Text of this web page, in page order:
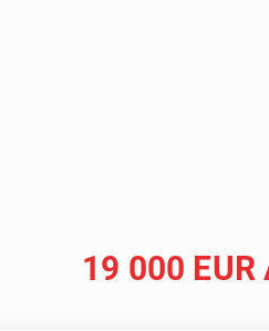
19 000